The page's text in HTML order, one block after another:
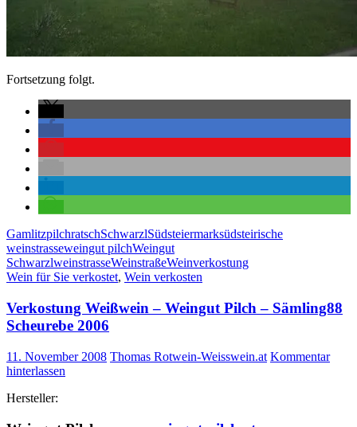
Fortsetzung folgt.
GamlitzpilchratschSchwarzlSüdsteiermarksüdsteirische
weinstrasseweingut pilchWeingut
SchwarzlweinstrasseWeinstraßeWeinverkostung
Wein für Sie verkostet, Wein verkosten
Verkostung Weißwein – Weingut Pilch – Sämling88
Scheurebe 2006
11. November 2008 Thomas Rotwein-Weisswein.at Kommentar
hinterlassen
Hersteller: